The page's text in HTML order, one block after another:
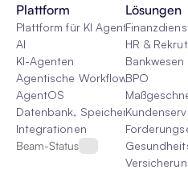
Plattform
Plattform für KI Agenten
AI
KI-Agenten
Agentische Workflows
AgentOS
Datenbank, Speicher & Rag
Integrationen
Beam-Status
Lösungen
HR &
Bankwesen
BPO